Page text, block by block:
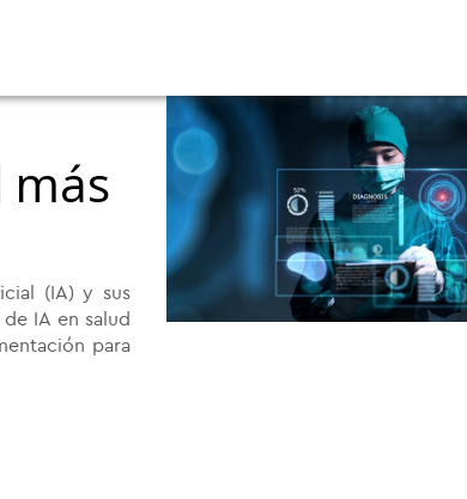
más
(IA) y sus
IA en salud
para